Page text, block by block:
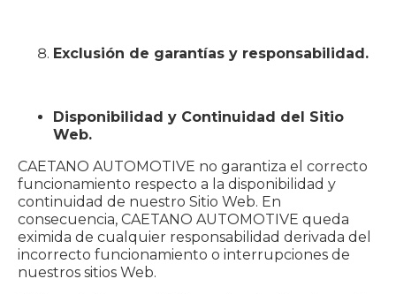
Exclusión de garantías y responsabilidad.
Disponibilidad y Continuidad del Sitio
Web.
CAETANO AUTOMOTIVE no garantiza el correcto
funcionamiento respecto a la disponibilidad y
continuidad de nuestro Sitio Web. En
consecuencia, CAETANO AUTOMOTIVE queda
eximida de cualquier responsabilidad derivada del
incorrecto funcionamiento o interrupciones de
nuestros sitios Web.